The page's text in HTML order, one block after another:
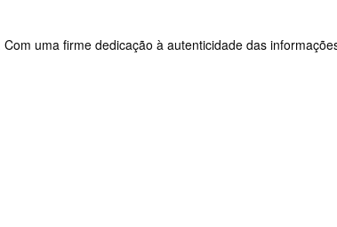
uma firme dedicação à autenticidade das